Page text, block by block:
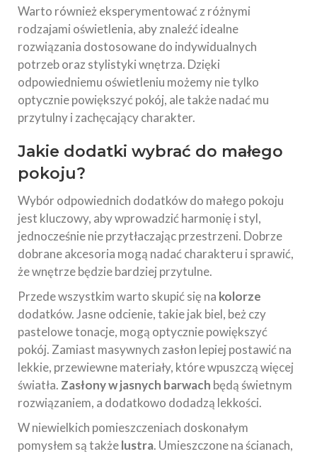
Warto również eksperymentować z różnymi
rodzajami oświetlenia, aby znaleźć idealne
rozwiązania dostosowane do indywidualnych
potrzeb oraz stylistyki wnętrza. Dzięki
odpowiedniemu oświetleniu możemy nie tylko
optycznie powiększyć pokój, ale także nadać mu
przytulny i zachęcający charakter.
Jakie dodatki wybrać do małego
pokoju?
Wybór odpowiednich dodatków do małego pokoju
jest kluczowy, aby wprowadzić harmonię i styl,
jednocześnie nie przytłaczając przestrzeni. Dobrze
dobrane akcesoria mogą nadać charakteru i sprawić,
że wnętrze będzie bardziej przytulne.
Przede wszystkim warto skupić się na kolorze
dodatków. Jasne odcienie, takie jak biel, beż czy
pastelowe tonacje, mogą optycznie powiększyć
pokój. Zamiast masywnych zasłon lepiej postawić na
lekkie, przewiewne materiały, które wpuszczą więcej
światła. Zasłony w jasnych barwach będą świetnym
rozwiązaniem, a dodatkowo dodadzą lekkości.
W niewielkich pomieszczeniach doskonałym
pomysłem są takżelustra. Umieszczone na ścianach,